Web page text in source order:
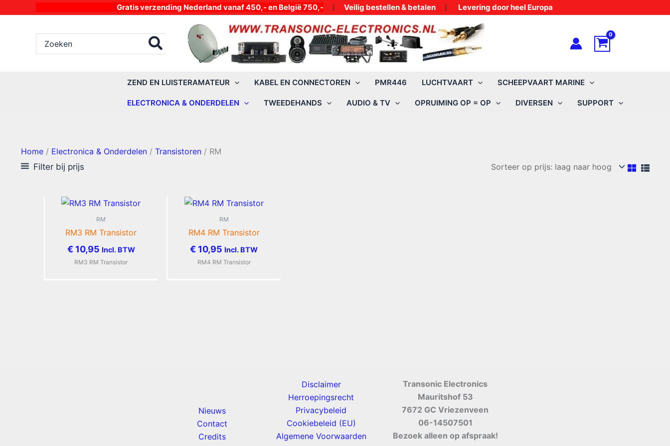
Gratis verzending Nederland vanaf 450,- en België 750,- Veilig bestellen & betalen Levering door heel Europa
naar:
ZEND EN LUISTERAMATEUR KABEL EN CONNECTOREN PMR446 LUCHTVAART SCHEEPVAART MARINE
ELECTRONICA & ONDERDELEN TWEEDEHANDS AUDIO & TV OPRUIMING OP = OP DIVERSEN SUPPORT
Home/ Electronica & Onderdelen/ Transistoren/ RM
Filter bij prijs
RM
RM3 RM Transistor
€10,95 Incl. BTW
RM3 RM Transistor
RM
RM4 RM Transistor
€ 10,95 Incl. BTW
RM4 RM Transistor
Nieuws
Contact
Credits
Disclaimer
Herroepingsrecht
Privacybeleid
Cookiebeleid (EU)
Algemene Voorwaarden
Transonic Electronics
Mauritshof 53
7672 GC Vriezenveen
06-14507501
Bezoek alleen op afspraak!